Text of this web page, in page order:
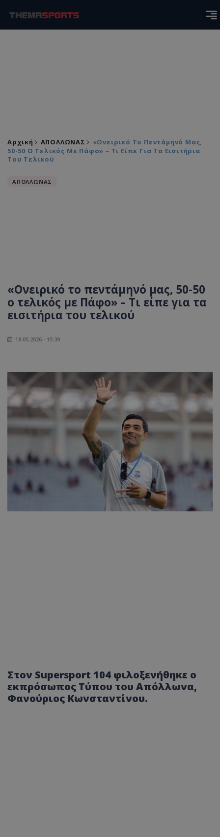
Αρχική ΑΠΟΛΛΩΝΑΣ
«Ονειρικό Το Πεντάμηνό Μας,
50-50 Ο Τελικός Με Πάφο» – Τι Είπε Για Τα Εισιτήρια
Του Τελικού
ΑΠΟΛΛΩΝΑΣ
«Ονειρικό το πεντάμηνό μας, 50-50
ο τελικός με Πάφο» – Τι είπε για τα
εισιτήρια του τελικού
18.05.2026 - 15:39
Στον Supersport 104 φιλοξενήθηκε ο
εκπρόσωπος Τύπου του Απόλλωνα,
Φανούριος Κωνσταντίνου.